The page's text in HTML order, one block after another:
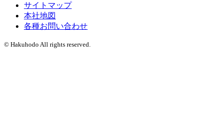
サイトマップ
本社地図
各種お問い合わせ
© Hakuhodo All rights reserved.